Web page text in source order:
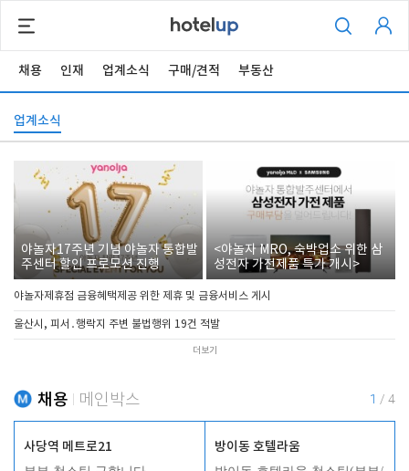
채용 인재 업계소식 구매/견적 부동산
업계소식
야놀자17주년 기념 야놀자 통합발
주센터 할인 프로모션 진행
<야놀자 MRO, 숙박업소 위한 삼
성전자 가전제품 특가 개시>
야놀자제휴점 금융혜택제공 위한 제휴 및 금융서비스 게시
울산시, 피서․행락지 주변 불법행위 19건 적발
더보기
채용 메인박스 1 / 4
사당역 메트로21 방이동 호텔라움